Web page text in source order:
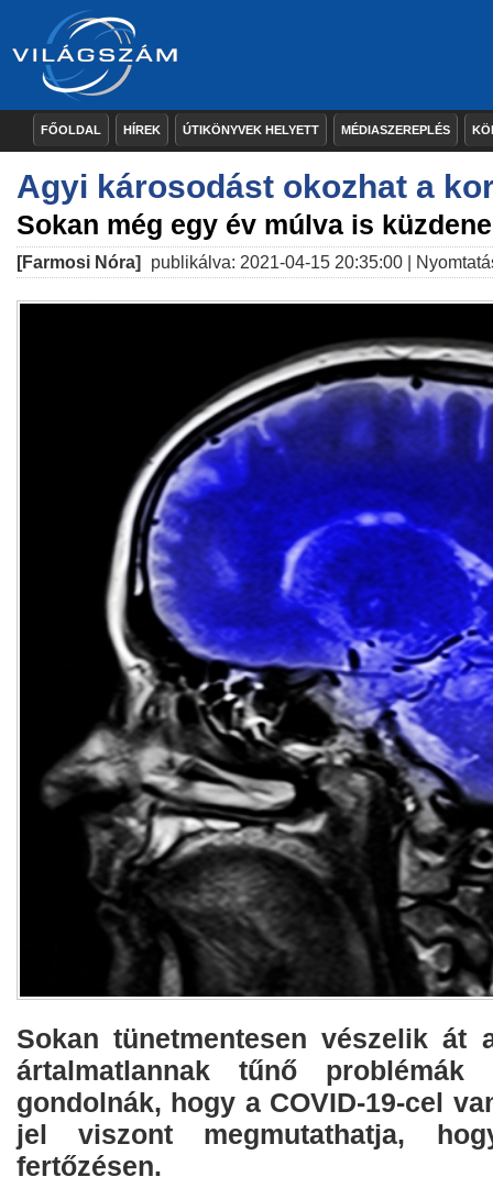
FŐOLDAL HÍREK ÚTIKÖNYVEK HELYETT MÉDIASZEREPLÉS
Agyi károsodást okozhat a
Sokan még egy év múlva is
[Farmosi Nóra] publikálva: 2021-04-15 20:35:00 |
Sokan tünetmentesen vészelik át
ártalmatlannak tűnő
gondolnák, hogy a COVID-19-cel
jel viszont megmutathatja,
fertőzésen.